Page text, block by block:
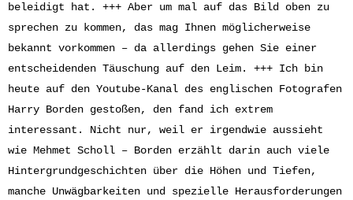
beleidigt hat. +++ Aber um mal auf das Bild oben zu
sprechen zu kommen, das mag Ihnen möglicherweise
bekannt vorkommen – da allerdings gehen Sie einer
entscheidenden Täuschung auf den Leim. +++ Ich bin
heute auf den Youtube-Kanal des englischen Fotografen
Harry Borden gestoßen, den fand ich extrem
interessant. Nicht nur, weil er irgendwie aussieht
wie Mehmet Scholl – Borden erzählt darin auch viele
Hintergrundgeschichten über die Höhen und Tiefen,
manche Unwägbarkeiten und spezielle Herausforderungen